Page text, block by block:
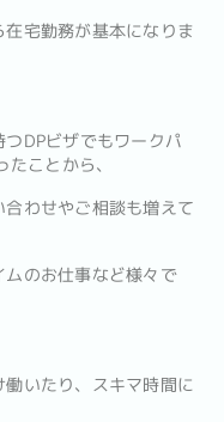
宅勤務が基本になりま
DPビザでもワークパ
ことから、
わせやご相談も増えて
のお仕事など様々で
いたり、スキマ時間に